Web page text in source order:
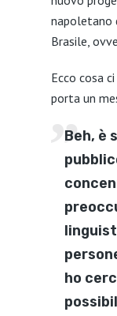
napoletano
Brasile,
Ecco cosa
porta un
Beh, è
ho